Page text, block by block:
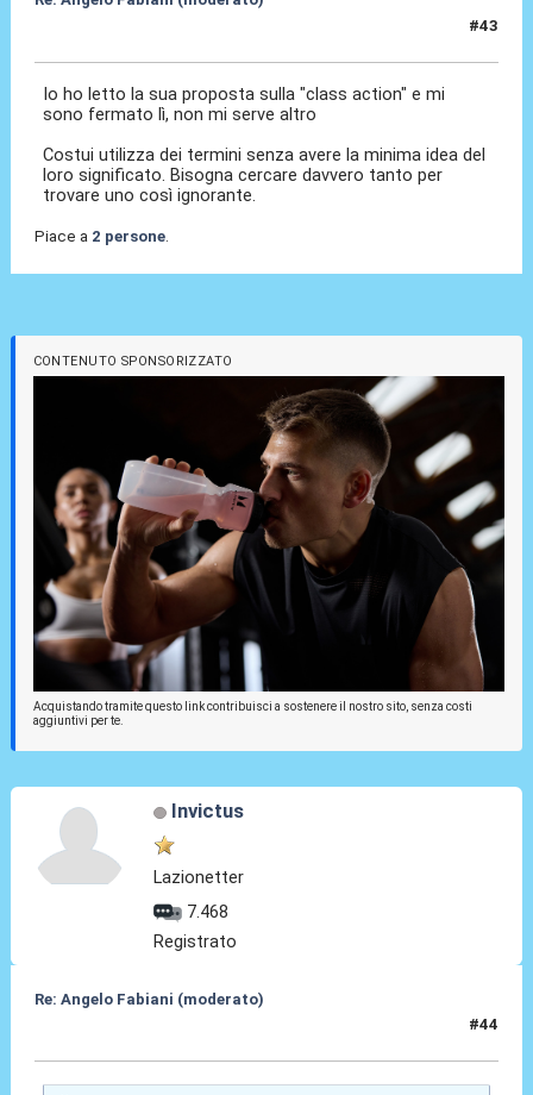
#43
Io ho letto la sua proposta sulla "class action" e mi
sono fermato lì, non mi serve altro
Costui utilizza dei termini senza avere la minima idea del
loro significato. Bisogna cercare davvero tanto per
trovare uno così ignorante.
Piace a 2 persone.
CONTENUTO SPONSORIZZATO
Acquistando tramite questo link contribuisci a sostenere il nostro sito, senza costi
aggiuntivi per te.
Invictus
Lazionetter
7.468
Registrato
Re: Angelo Fabiani (moderato)
#44